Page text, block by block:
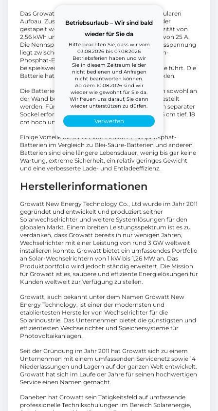
Betriebsurlaub – Wir sind bald
wieder für Sie da
Bitte beachten Sie, dass wir vom
03.08.2026 bis 07.08.2026
Betriebsferien haben und wir
Sie in diesem Zeitraum leider
nicht bedienen und Anfragen
nicht beantworten können.
Ab dem 10.08.2026 sind wir
wieder wie gewohnt für Sie da.
Wir freuen uns darauf, Sie dann
wieder unterstützen zu dürfen.
Verwerfen
Das Growatt ARK-Batteriesystem hat einen modularen
Aufbau. Zusätzliche Batterien können übereinander
gestapelt werden. Die ARK-2.5L-A1 hat eine Kapazität von
2,56 kWh und einen maximalen (Ent-)Ladestrom von 25 A.
Die Nennspannung beträgt 51,2 V und die Betriebsspannung
liegt zwischen 47,2 V und 56,8 V. Die Lithium-Eisen-
Phosphat-Batterie (LFP) ist frei von Kobalt, was
beispielsweise zu einer kostengünstigeren Batterie führt. Die
Batterie hat eine Lebensdauer von über 6.000 Zyklen.
Die Batterie hat eine Schutzart von IP65 und kann sowohl an
der Wand befestigt als auch auf dem Boden aufgestellt
werden. Für die Aufstellung auf dem Boden ist ein separater
Sockel erforderlich. Die Batterie ist 65 cm breit, 26 cm tief, 18
cm hoch und wiegt 30 kg.
Einige Vorteile dieser Art von Lithium-Eisenphosphat-
Batterien im Vergleich zu Blei-Säure-Batterien und anderen
Batterien sind eine längere Lebensdauer, wenig bis gar keine
Wartung, extreme Sicherheit, ein relativ geringes Gewicht
und eine verbesserte Lade- und Entladeeffizienz.
Herstellerinformationen
Growatt New Energy Technology Co., Ltd wurde im Jahr 2011
gegründet und entwickelt und produziert seither
Solarwechselrichter und weitere Systemlösungen für den
globalen Markt. Einem breiten Leistungsspektrum ist es zu
verdanken, dass Growatt bereits in nur wenigen Jahren,
Wechselrichter mit einer Leistung von rund 3 GW weltweit
installieren konnte. Growatt bietet ein umfassendes Portfolio
an Solar-Wechselrichtern von 1 kW bis 1,26 MW an. Das
Produktportfolio wird jedoch ständig erweitert. Die Mission
für Growatt ist es, saubere und effiziente Energielösungen für
Kunden weltweit zur Verfügung zu stellen.
Growatt, auch bekannt unter dem Namen Growatt New
Energy Technology, ist einer der modernsten und
etabliertesten Hersteller von Wechselrichter für die
Solarindustrie. Das Unternehmen bietet die günstigsten und
effizientesten Wechselrichter und Speichersysteme für
Photovoltaikanlagen.
Seit der Gründung im Jahr 2011 hat Growatt sich zu einem
Unternehmen mit einem umfassenden Servicenetz sowie 14
Niederlassungen und Lagern auf der ganzen Welt entwickelt.
Growatt hat sich im Laufe der Jahre für seinen hochwertigen
Service einen Namen gemacht.
Daneben hat Growatt sein Tätigkeitsfeld auf umfassende
professionelle Technikschulungen im Bereich Solarenergie,